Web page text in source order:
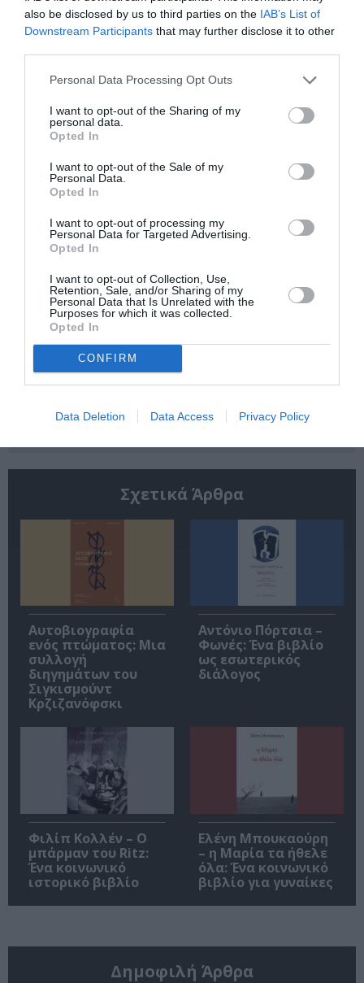
also be disclosed by us to third parties on the IAB’s List of
Downstream Participants that may further disclose it to other
Personal Data Processing Opt Outs
I want to opt-out of the Sharing of my
personal data.
Opted In
I want to opt-out of the Sale of my
Personal Data.
Opted In
I want to opt-out of processing my
Personal Data for Targeted Advertising.
Opted In
I want to opt-out of Collection, Use,
Retention, Sale, and/or Sharing of my
Personal Data that Is Unrelated with the
Purposes for which it was collected.
Opted In
CONFIRM
Data Deletion Data Access Privacy Policy
μάθετε πρώτοι όλες τις ειδήσεις
Νέοι Διαγωνισμοί ❯
Tags
ΒΡΑΒΕΙΟ ΝΟΜΠΕΛ ΛΟΓΟΤΕΧΝΙΑΣ
ΕΚΔΟΣΕΙΣ ΣΤΕΡΕΩΜΑ
Newsletter
Κάθε βδομάδα στο e-mail σας τα τελευταία νέα για
την Τέχνη και τον Πολιτισμό!
Σχετικά Άρθρα
Αυτοβιογραφία
ενός πτώματος: Μια
συλλογή
διηγημάτων του
Σιγκισμούντ
Κρζιζανόφσκι
Αντόνιο Πόρτσια –
Φωνές: Ένα βιβλίο
ως εσωτερικός
διάλογος
Φιλίπ Κολλέν – Ο
μπάρμαν του Ritz:
Ένα κοινωνικό
ιστορικό βιβλίο
Ελένη Μπουκαούρη
– η Μαρία τα ήθελε
όλα: Ένα κοινωνικό
βιβλίο για γυναίκες
Δημοφιλή Άρθρα